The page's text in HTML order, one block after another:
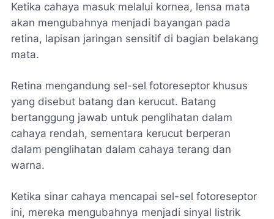
Ketika cahaya masuk melalui kornea, lensa mata
akan mengubahnya menjadi bayangan pada
retina, lapisan jaringan sensitif di bagian belakang
mata.
Retina mengandung sel-sel fotoreseptor khusus
yang disebut batang dan kerucut. Batang
bertanggung jawab untuk penglihatan dalam
cahaya rendah, sementara kerucut berperan
dalam penglihatan dalam cahaya terang dan
warna.
Ketika sinar cahaya mencapai sel-sel fotoreseptor
ini, mereka mengubahnya menjadi sinyal listrik